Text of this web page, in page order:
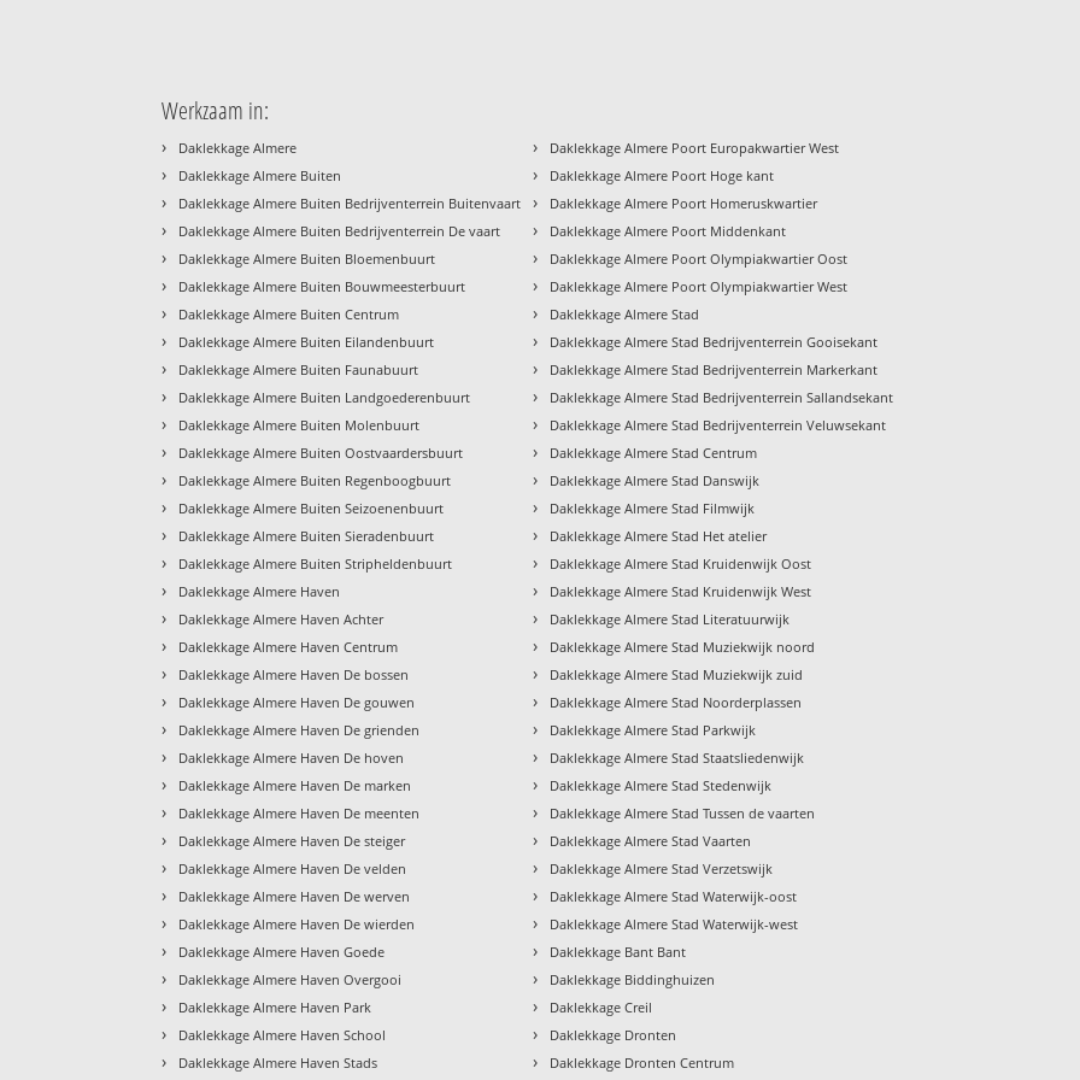
Werkzaam in:
› Daklekkage Almere
› Daklekkage Almere Buiten
› Daklekkage Almere Buiten Bedrijventerrein Buitenvaart
› Daklekkage Almere Buiten Bedrijventerrein De vaart
› Daklekkage Almere Buiten Bloemenbuurt
› Daklekkage Almere Buiten Bouwmeesterbuurt
› Daklekkage Almere Buiten Centrum
› Daklekkage Almere Buiten Eilandenbuurt
› Daklekkage Almere Buiten Faunabuurt
› Daklekkage Almere Buiten Landgoederenbuurt
› Daklekkage Almere Buiten Molenbuurt
› Daklekkage Almere Buiten Oostvaardersbuurt
› Daklekkage Almere Buiten Regenboogbuurt
› Daklekkage Almere Buiten Seizoenenbuurt
› Daklekkage Almere Buiten Sieradenbuurt
› Daklekkage Almere Buiten Stripheldenbuurt
› Daklekkage Almere Haven
› Daklekkage Almere Haven Achter
› Daklekkage Almere Haven Centrum
› Daklekkage Almere Haven De bossen
› Daklekkage Almere Haven De gouwen
› Daklekkage Almere Haven De grienden
› Daklekkage Almere Haven De hoven
› Daklekkage Almere Haven De marken
› Daklekkage Almere Haven De meenten
› Daklekkage Almere Haven De steiger
› Daklekkage Almere Haven De velden
› Daklekkage Almere Haven De werven
› Daklekkage Almere Haven De wierden
› Daklekkage Almere Haven Goede
› Daklekkage Almere Haven Overgooi
› Daklekkage Almere Haven Park
› Daklekkage Almere Haven School
› Daklekkage Almere Haven Stads
› Daklekkage Almere Poort Europakwartier West
› Daklekkage Almere Poort Hoge kant
› Daklekkage Almere Poort Homeruskwartier
› Daklekkage Almere Poort Middenkant
› Daklekkage Almere Poort Olympiakwartier Oost
› Daklekkage Almere Poort Olympiakwartier West
› Daklekkage Almere Stad
› Daklekkage Almere Stad Bedrijventerrein Gooisekant
› Daklekkage Almere Stad Bedrijventerrein Markerkant
› Daklekkage Almere Stad Bedrijventerrein Sallandsekant
› Daklekkage Almere Stad Bedrijventerrein Veluwsekant
› Daklekkage Almere Stad Centrum
› Daklekkage Almere Stad Danswijk
› Daklekkage Almere Stad Filmwijk
› Daklekkage Almere Stad Het atelier
› Daklekkage Almere Stad Kruidenwijk Oost
› Daklekkage Almere Stad Kruidenwijk West
› Daklekkage Almere Stad Literatuurwijk
› Daklekkage Almere Stad Muziekwijk noord
› Daklekkage Almere Stad Muziekwijk zuid
› Daklekkage Almere Stad Noorderplassen
› Daklekkage Almere Stad Parkwijk
› Daklekkage Almere Stad Staatsliedenwijk
› Daklekkage Almere Stad Stedenwijk
› Daklekkage Almere Stad Tussen de vaarten
› Daklekkage Almere Stad Vaarten
› Daklekkage Almere Stad Verzetswijk
› Daklekkage Almere Stad Waterwijk-oost
› Daklekkage Almere Stad Waterwijk-west
› Daklekkage Bant Bant
› Daklekkage Biddinghuizen
› Daklekkage Creil
› Daklekkage Dronten
› Daklekkage Dronten Centrum